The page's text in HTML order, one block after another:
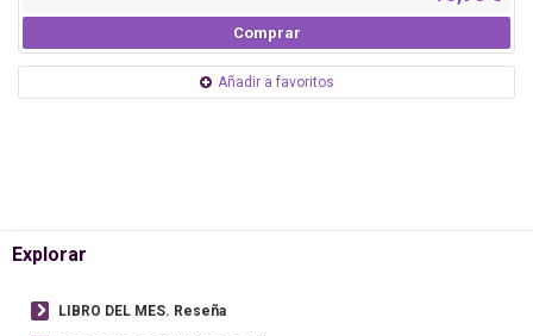
Comprar
Añadir a favoritos
Explorar
LIBRO DEL MES. Reseña